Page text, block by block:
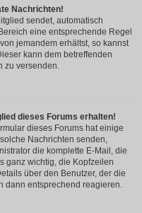
Nachrichten!
sendet, automatisch
eine entsprechende Regel
jemandem erhältst, so kannst
kann dem betreffenden
zu versenden.
dieses Forums erhalten!
dieses Forums hat einige
Nachrichten senden,
die komplette E-Mail, die
ganz wichtig, die Kopfzeilen
über den Benutzer, der die
dann entsprechend reagieren.